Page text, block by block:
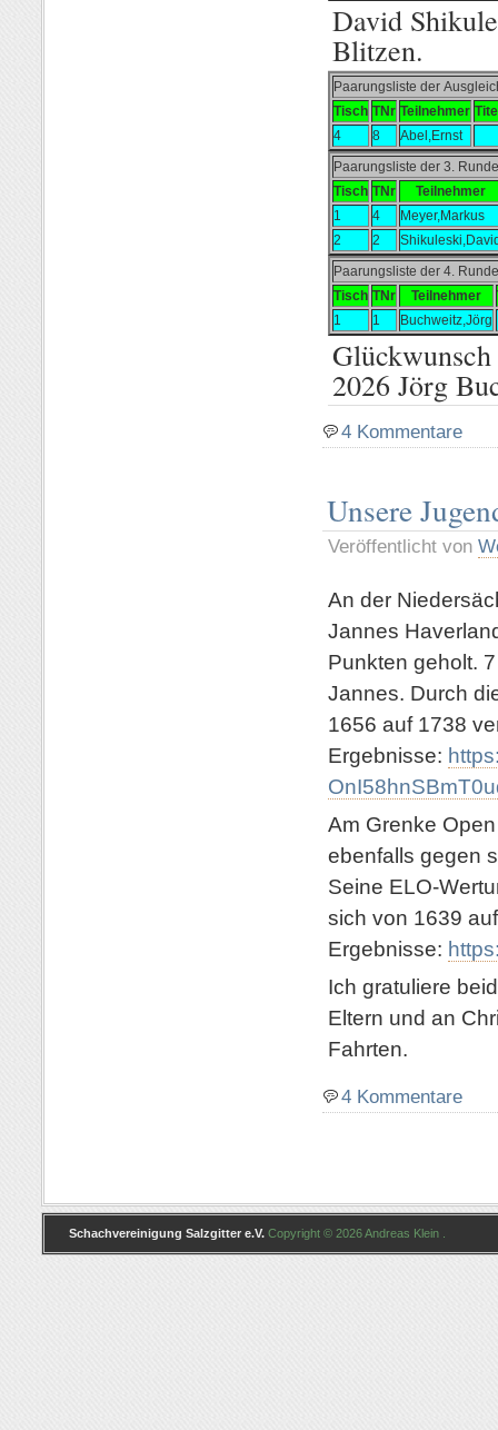
David
Blitzen.
Paarungsliste der
Tisch TNr Teilnehmer Tite
4
8
Abel,Ernst
Paarungsliste der 3.
Tisch TNr
Teilnehmer
1
4
Meyer,Markus
2
2
Paarungsliste der 4.
Tisch TNr Teilnehmer
1
1 Buchweitz,Jörg
2026 Jörg
4 Kommentare
Unsere
Veröffentlicht von
An der
Jannes
Punkten geholt.
Jannes. Durch
1656 auf 1738
Ergebnisse:
Am Grenke
ebenfalls gegen
Seine ELO-
sich von 1639
Ergebnisse:
Ich gratuliere
Eltern und an
Fahrten.
4 Kommentare
Schachvereinigung Salzgitter e.V. Copyright © 2026 Andreas Klein .